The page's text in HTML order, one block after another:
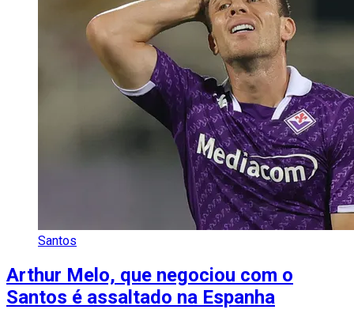
Santos
Arthur Melo, que negociou com o
Santos é assaltado na Espanha